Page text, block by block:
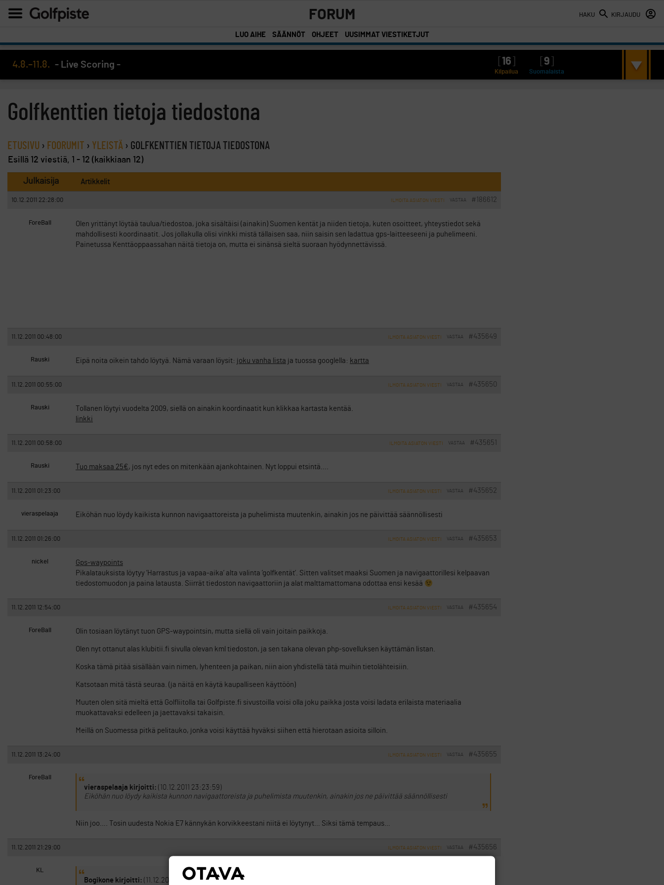
HAKU KIRJAUDU
FORUM
LUO AIHE SÄÄNNÖT OHJEET UUSIMMAT VIESTIKETJUT
4.8.–11.8. - Live Scoring - 16 9
Kilpailua Suomalaista
Golfkenttien tietoja tiedostona
ETUSIVU › FOORUMIT › YLEISTÄ › GOLFKENTTIEN TIETOJA TIEDOSTONA
Esillä 12 viestiä, 1 - 12 (kaikkiaan 12)
Julkaisija Artikkelit
10.12.2011 22:28:00 #186612
VASTAA
ILMOITA ASIATON VIESTI
ForeBall
Olen yrittänyt löytää taulua/tiedostoa, joka sisältäisi (ainakin) Suomen kentät ja niiden tietoja, kuten osoitteet, yhteystiedot sekä
mahdollisesti koordinaatit. Jos jollakulla olisi vinkki mistä tällaisen saa, niin saisin sen ladattua gps-laitteeseeni ja puhelimeeni.
Painetussa Kenttäoppaassahan näitä tietoja on, mutta ei sinänsä sieltä suoraan hyödynnettävissä.
11.12.2011 00:48:00 #435649
VASTAA
ILMOITA ASIATON VIESTI
Rauski Eipä noita oikein tahdo löytyä. Nämä varaan löysit: joku vanha lista ja tuossa googlella: kartta
11.12.2011 00:55:00 #435650
VASTAA
ILMOITA ASIATON VIESTI
Rauski
Tollanen löytyi vuodelta 2009, siellä on ainakin koordinaatit kun klikkaa kartasta kentää.
linkki
11.12.2011 00:58:00 #435651
VASTAA
ILMOITA ASIATON VIESTI
Rauski Tuo maksaa 25€, jos nyt edes on mitenkään ajankohtainen. Nyt loppui etsintä….
11.12.2011 01:23:00 #435652
VASTAA
ILMOITA ASIATON VIESTI
vieraspelaaja Eiköhän nuo löydy kaikista kunnon navigaattoreista ja puhelimista muutenkin, ainakin jos ne päivittää säännöllisesti
11.12.2011 01:26:00 #435653
VASTAA
ILMOITA ASIATON VIESTI
nickel
Gps-waypoints
Pikalatauksista löytyy ’Harrastus ja vapaa-aika’ alta valinta ’golfkentät’. Sitten valitset maaksi Suomen ja navigaattorillesi kelpaavan
tiedostomuodon ja paina latausta. Siirrät tiedoston navigaattoriin ja alat malttamattomana odottaa ensi kesää
11.12.2011 12:54:00 #435654
VASTAA
ILMOITA ASIATON VIESTI
ForeBall Olin tosiaan löytänyt tuon GPS-waypointsin, mutta siellä oli vain joitain paikkoja.
Olen nyt ottanut alas klubitii.fi sivulla olevan kml tiedoston, ja sen takana olevan php-sovelluksen käyttämän listan.
Koska tämä pitää sisällään vain nimen, lyhenteen ja paikan, niin aion yhdistellä tätä muihin tietolähteisiin.
Katsotaan mitä tästä seuraa. (ja näitä en käytä kaupalliseen käyttöön)
Muuten olen sitä mieltä että Golfliitolla tai Golfpiste.fi sivustoilla voisi olla joku paikka josta voisi ladata erilaista materiaalia
muokattavaksi edelleen ja jaettavaksi takaisin.
Meillä on Suomessa pitkä pelitauko, jonka voisi käyttää hyväksi siihen että hierotaan asioita silloin.
11.12.2011 13:24:00 #435655
VASTAA
ILMOITA ASIATON VIESTI
ForeBall
vieraspelaaja kirjoitti: (10.12.2011 23:23:59)
Eiköhän nuo löydy kaikista kunnon navigaattoreista ja puhelimista muutenkin, ainakin jos ne päivittää säännöllisesti
Niin joo…. Tosin uudesta Nokia E7 kännykän korvikkeestani niitä ei löytynyt… Siksi tämä tempaus…
11.12.2011 21:29:00 #435656
VASTAA
ILMOITA ASIATON VIESTI
KL
Bogikone kirjoitti: (11.12.2011 11:24:37)